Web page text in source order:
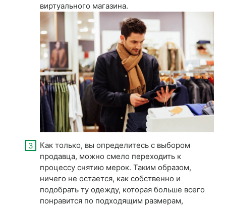
виртуального магазина.
Как только, вы определитесь с выбором
продавца, можно смело переходить к
процессу снятию мерок. Таким образом,
ничего не остается, как собственно и
подобрать ту одежду, которая больше всего
понравится по подходящим размерам,